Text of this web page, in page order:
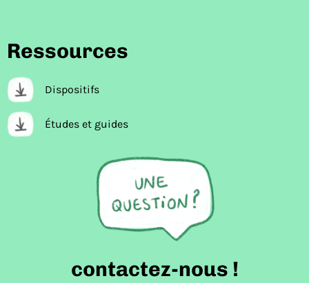
Ressources
Dispositifs
Études et guides
contactez-nous !